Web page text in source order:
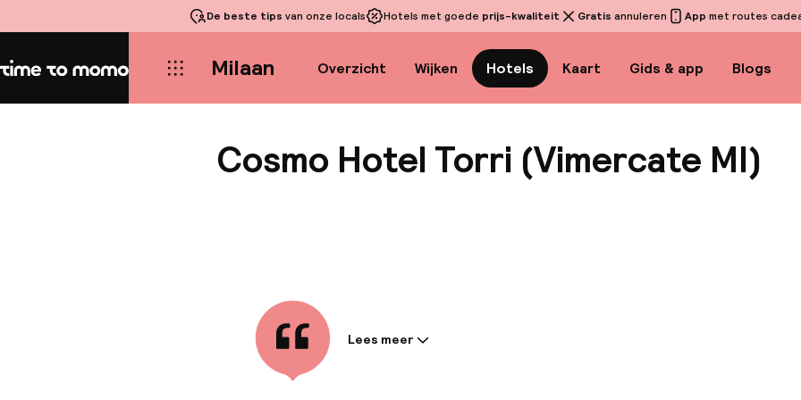
De beste tips van onze locals Hotels met goede prijs-kwaliteit Gratis annuleren App met routes
Home Milaan Overzicht Wijken Hotels Kaart Gids & app Blogs
Cosmo Hotel Torri (Vimercate MI)
Informatie gedeeld door de accommodatie:
Lees meer